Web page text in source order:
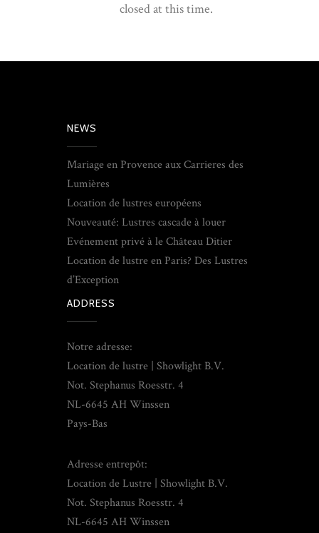
closed at this time.
NEWS
Mariage en Provence aux Carrieres des
Lumières
Location de lustres européens
Nouveauté: Lustres cascade à louer
Evénement privé à le Château Ditier
Location de lustre en Paris? Des Lustres
d’Exception
ADDRESS
Notre adresse:
Location de lustre | Showlight B.V.
Not. Stephanus Roesstr. 4
NL-6645 AH Winssen
Pays-Bas
Adresse entrepôt:
Location de Lustre | Showlight B.V.
Not. Stephanus Roesstr. 4
NL-6645 AH Winssen